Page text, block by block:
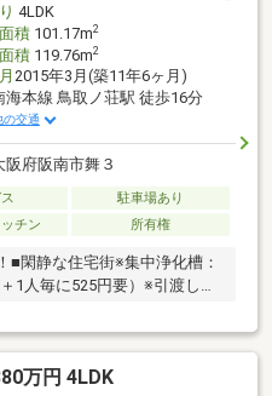
4LDK
積101.17m2
積119.76m2
2015年3月(築11年6ヶ月)
海本線 鳥取ノ荘駅 徒歩16分
の交通
阪府阪南市舞３
駐車場あり
チン 所有権
■閑静な住宅街※集中浄化槽：
人毎に525円要）※引渡しは
万円 4LDK